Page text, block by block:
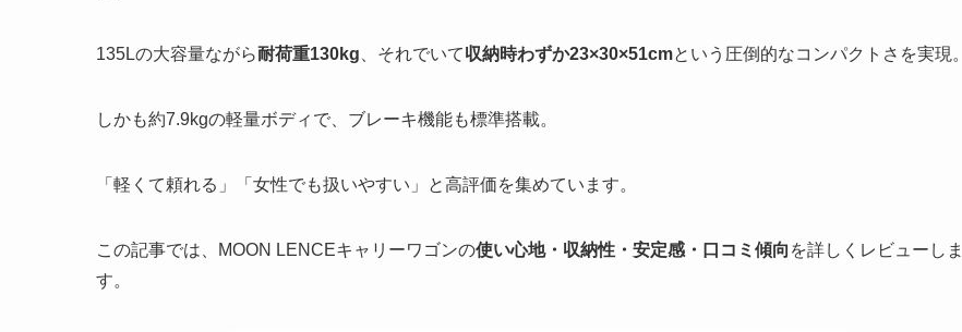
135Lの大容量ながら耐荷重130kg 、それでいて収納時わずか23×30×51cmという圧倒的なコンパクトさを実現。
しかも約7.9kgの軽量ボディで、ブレーキ機能も標準搭載。
「軽くて頼れる」「女性でも扱いやすい」と高評価を集めています。
この記事では、MOON LENCEキャリーワゴンの使い心地・収納性・安定感・口コミ傾向 を詳しくレビューしま
す。